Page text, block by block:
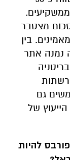
מצטבר
בין
נמנה אתר
גם
של
להיות